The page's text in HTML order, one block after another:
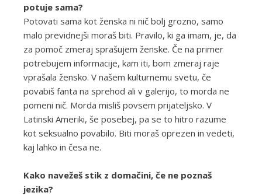
potuje sama?
Potovati sama kot ženska ni nič bolj grozno, samo
malo previdnejši moraš biti. Pravilo, ki ga imam, je, da
za pomoč zmeraj sprašujem ženske. Če na primer
potrebujem informacije, kam iti, bom zmeraj raje
vprašala žensko. V našem kulturnemu svetu, če
povabiš fanta na sprehod ali v galerijo, to morda ne
pomeni nič. Morda misliš povsem prijateljsko. V
Latinski Ameriki, še posebej, pa se to hitro razume
kot seksualno povabilo. Biti moraš oprezen in vedeti,
kaj lahko in česa ne.
Kako navežeš stik z domačini, če ne poznaš
jezika?